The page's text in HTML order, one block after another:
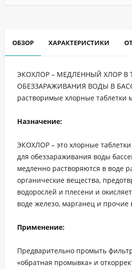
ОБЗОР ХАРАКТЕРИСТИКИ
ЭКОХЛОР – МЕДЛЕННЫЙ ХЛОР В
ОБЕЗЗАРАЖИВАНИЯ ВОДЫ В
растворимые хлорные таблетки
Назначение:
ЭКОХЛОР – это хлорные
для обеззараживания воды
медленно растворяются в воде
органические вещества,
водорослей и плесени и
воде железо, марганец и прочие
Применение:
Предварительно промыть
«обратная промывка» и